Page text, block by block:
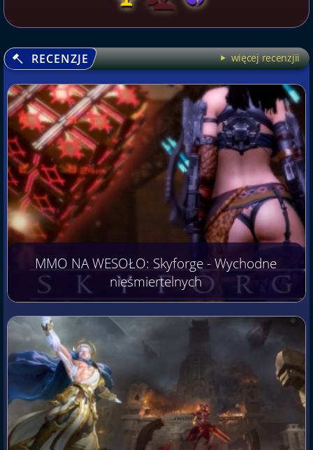
RECENZJE więcej recenzjii
MMO NA WESOŁO: Skyforge - Wychodne
nieśmiertelnych